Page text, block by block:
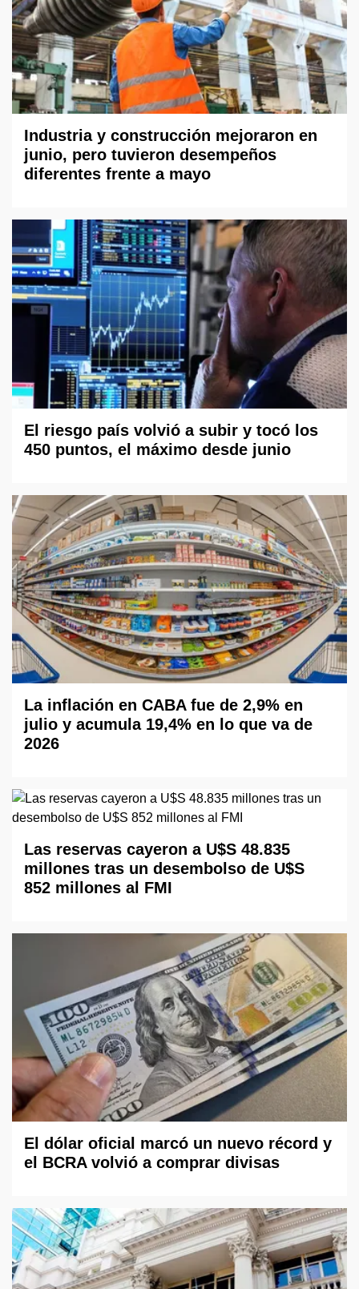
Industria y construcción mejoraron en
junio, pero tuvieron desempeños
diferentes frente a mayo
El riesgo país volvió a subir y tocó los
450 puntos, el máximo desde junio
La inflación en CABA fue de 2,9% en
julio y acumula 19,4% en lo que va de
2026
Las reservas cayeron a U$S 48.835
millones tras un desembolso de U$S
852 millones al FMI
El dólar oficial marcó un nuevo récord y
el BCRA volvió a comprar divisas